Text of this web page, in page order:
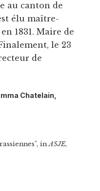
au canton de
élu maître-
1831. Maire de
le 23
de
Chatelain,
inASJE,